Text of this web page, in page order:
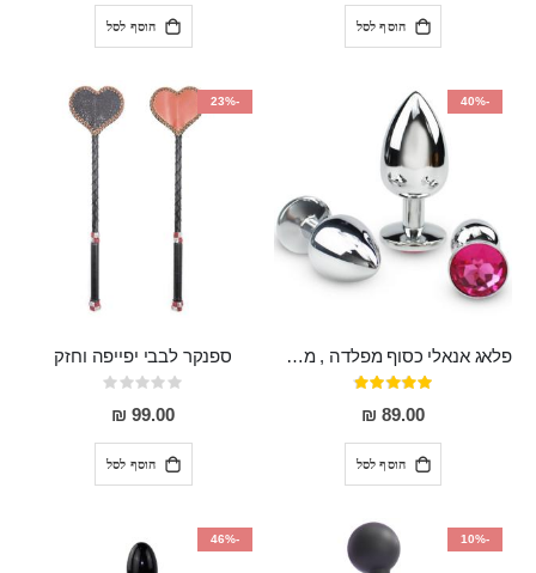
הוסף לסל הוסף לסל
-40%
פלאג אנאלי כסוף מפלדה , מתאים ללבישה מתחת לבגדים, בגודל 7.3 על 2.8 ס"מ
דירוג:
97%
89.00 ₪
הוסף לסל
-23%
ספנקר לבבי יפייפה וחזק
Rating:
0%
99.00 ₪
הוסף לסל
-10%
-46%